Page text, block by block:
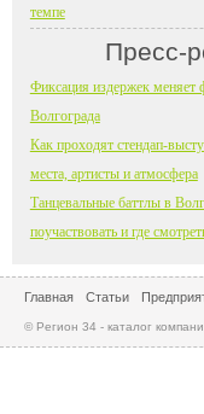
темпе
Пресс-
Фиксация издержек меняет
Волгограда
Как проходят стендап-
места, артисты и атмосфера
Танцевальные баттлы в
поучаствовать и где
Главная Статьи
© Регион 34 - каталог